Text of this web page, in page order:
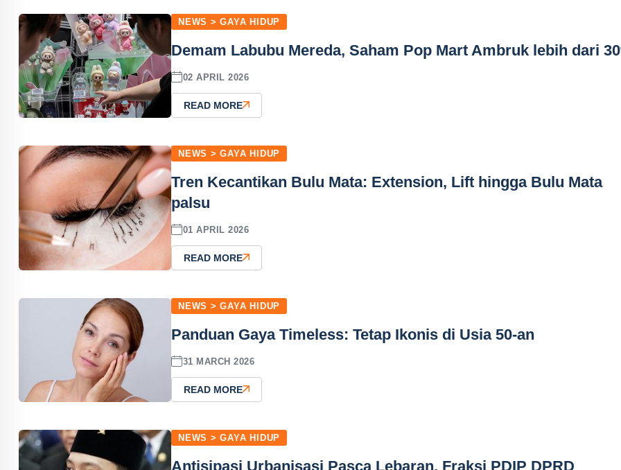
NEWS > GAYA HIDUP
Demam Labubu Mereda, Saham Pop Mart Ambruk lebih dari
02 APRIL 2026
READ MORE
NEWS > GAYA HIDUP
Tren Kecantikan Bulu Mata: Extension, Lift hingga Bulu Mata
palsu
01 APRIL 2026
READ MORE
NEWS > GAYA HIDUP
Panduan Gaya Timeless: Tetap Ikonis di Usia 50-an
31 MARCH 2026
READ MORE
NEWS > GAYA HIDUP
Antisipasi Urbanisasi Pasca Lebaran, Fraksi PDIP DPRD